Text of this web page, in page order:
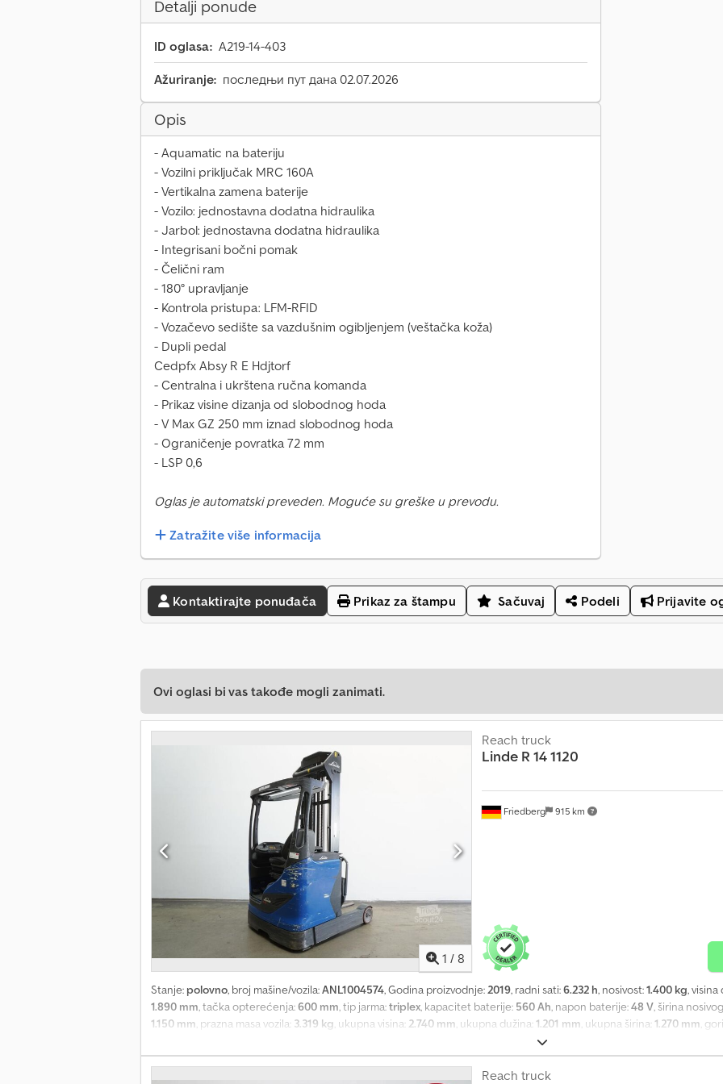
Detalji ponude
ID oglasa: A219-14-403
Ažuriranje: последњи пут дана 02.07.2026
Opis
- Aquamatic na bateriju
- Vozilni priključak MRC 160A
- Vertikalna zamena baterije
- Vozilo: jednostavna dodatna hidraulika
- Jarbol: jednostavna dodatna hidraulika
- Integrisani bočni pomak
- Čelični ram
- 180° upravljanje
- Kontrola pristupa: LFM-RFID
- Vozačevo sedište sa vazdušnim ogibljenjem (veštačka koža)
- Dupli pedal
Cedpfx Absy R E Hdjtorf
- Centralna i ukrštena ručna komanda
- Prikaz visine dizanja od slobodnog hoda
- V Max GZ 250 mm iznad slobodnog hoda
- Ograničenje povratka 72 mm
- LSP 0,6
Oglas je automatski preveden. Moguće su greške u prevodu.
Zatražite više informacija
Kontaktirajte ponuđača Prikaz za štampu Sačuvaj Podeli Prijavite
Ovi oglasi bi vas takođe mogli zanimati.
1 / 8
Friedberg 915 km
Reach truck
Linde R 14 1120
Stanje: polovno, broj mašine/vozila:ANL1004574, Godina proizvodnje:2019, radni sati:6.232 h, nosivost:1.400 kg, visina
1.890 mm, tačka opterećenja:600 mm, tip jarma:triplex, kapacitet baterije: 560 Ah, napon baterije:48 V, širina
1.150 mm, prazna masa vozila: 3.319 kg, ukupna visina: 2.740 mm, ukupna dužina:1.201 mm, ukupna širina:1.270 mm,
baterije - Utikač za vozilo MRC 160A - Vertikalna zamena baterije Csdpfx Abezq H S Estorf - Vozilo: Jednostavna
hidraulika - Bočni klizač, integrisan - Zaštitna mreža za teret: 1050 mm iznad poda - Čelični okvir - Upravljanje za 180°
pristupa: Prekidač sa ključem - Sedište vozača sa vazdušnim ogibljenjem (tekstilna presvlaka) - Graničnik za habanje
Reach truck